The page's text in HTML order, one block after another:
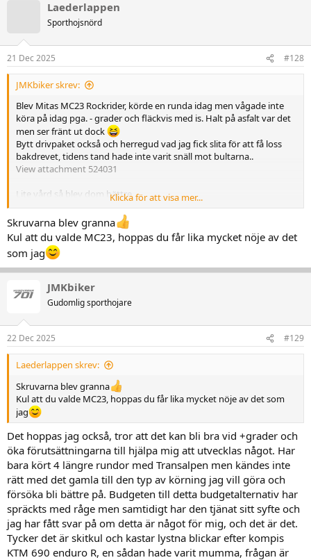
n
e
r
Laederlappen
Sporthojsnörd
21 Dec 2025 #128
JMKbiker skrev:
Blev Mitas MC23 Rockrider, körde en runda idag men vågade inte
köra på idag pga. - grader och fläckvis med is. Halt på asfalt var det
men ser fränt ut dock
Bytt drivpaket också och herregud vad jag fick slita för att få loss
bakdrevet, tidens tand hade inte varit snäll mot bultarna..
View attachment 524031
Lite vård så blev dom bättre
View attachment 524032
Klicka för att visa mer...
Skruvarna blev granna
Kul att du valde MC23, hoppas du får lika mycket nöje av det
som jag
JMKbiker
Gudomlig sporthojare
22 Dec 2025 #129
Laederlappen skrev:
Skruvarna blev granna
Kul att du valde MC23, hoppas du får lika mycket nöje av det som
jag
Det hoppas jag också, tror att det kan bli bra vid +grader och
öka förutsättningarna till hjälpa mig att utvecklas något. Har
bara kört 4 längre rundor med Transalpen men kändes inte
rätt med det gamla till den typ av körning jag vill göra och
försöka bli bättre på. Budgeten till detta budgetalternativ har
spräckts med råge men samtidigt har den tjänat sitt syfte och
jag har fått svar på om detta är något för mig, och det är det.
Tycker det är skitkul och kastar lystna blickar efter kompis
KTM 690 enduro R, en sådan hade varit mumma, frågan är